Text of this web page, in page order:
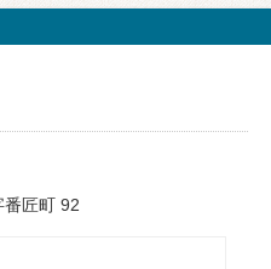
匠町 92